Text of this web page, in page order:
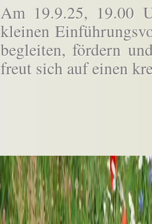
Am 19.9.25, 19.00
kleinen
begleiten, fördern
freut sich auf einen